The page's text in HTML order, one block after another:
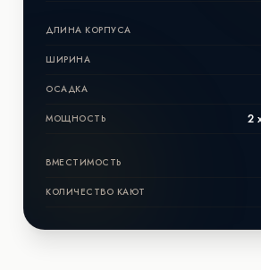
ДЛИНА КОРПУСА
ШИРИНА
ОСАДКА
МОЩНОСТЬ 2
ВМЕСТИМОСТЬ
КОЛИЧЕСТВО КАЮТ